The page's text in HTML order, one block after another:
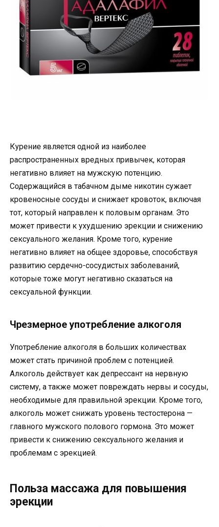
Курение является одной из наиболее
распространенных вредных привычек, которая
негативно влияет на мужскую потенцию.
Содержащийся в табачном дыме никотин сужает
кровеносные сосуды и снижает кровоток, включая
тот, который направлен к половым органам. Это
может привести к ухудшению эрекции и снижению
сексуального желания. Кроме того, курение
негативно влияет на общее здоровье, способствуя
развитию сердечно-сосудистых заболеваний,
которые тоже могут негативно сказаться на
сексуальной функции.
Чрезмерное употребление алкоголя
Употребление алкоголя в больших количествах
может стать причиной проблем с потенцией.
Алкоголь действует как депрессант на нервную
систему, а также может повреждать нервы и сосуды,
необходимые для правильной эрекции. Кроме того,
алкоголь может снижать уровень тестостерона —
главного мужского полового гормона. Это может
привести к снижению сексуального желания и
проблемам с эрекцией.
Польза массажа для повышения
эрекции